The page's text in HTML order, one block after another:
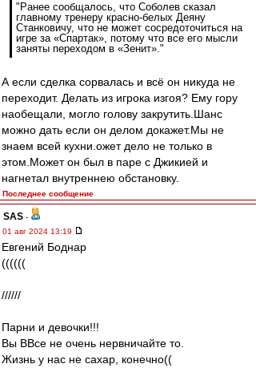
"Ранее сообщалось, что Соболев сказал
главному тренеру красно-белых Деяну
Станковичу, что не может сосредоточиться на
игре за «Спартак», потому что все его мысли
заняты переходом в «Зенит»."
А если сделка сорвалась и всё он никуда не
переходит. Делать из игрока изгоя? Ему гору
наобещали, могло голову закрутить.Шанс
можно дать если он делом докажет.Мы не
знаем всей кухни.ожет дело не только в
этом.Может он был в паре с Джикией и
нагнетал внутреннею обстановку.
Последнее сообщение
SAS -
01 авг 2024 13:19
Евгений Боднар
((((((
//////
Парни и девочки!!!
Вы ВВсе не очень нервничайте то.
Жизнь у нас не сахар, конечно((